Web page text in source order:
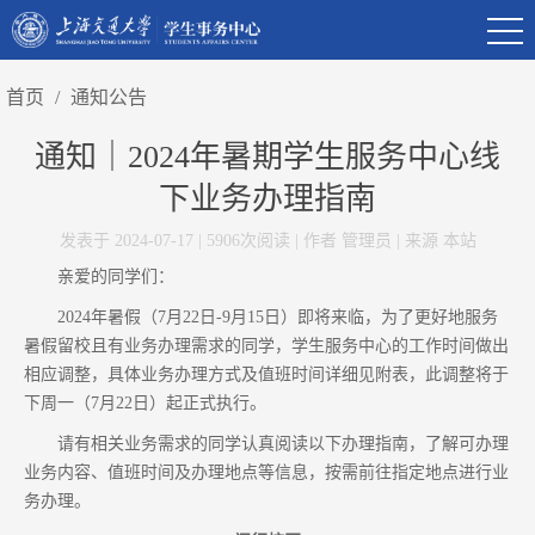
首页 / 通知公告
通知｜2024年暑期学生服务中心线
下业务办理指南
发表于 2024-07-17 | 5906次阅读 | 作者 管理员 | 来源 本站
亲爱的同学们：
2024年暑假（7月22日-9月15日）即将来临，为了更好地服务
暑假留校且有业务办理需求的同学，学生服务中心的工作时间做出
相应调整，具体业务办理方式及值班时间详细见附表，此调整将于
下周一（7月22日）起正式执行。
请有相关业务需求的同学认真阅读以下办理指南，了解可办理
业务内容、值班时间及办理地点等信息，按需前往指定地点进行业
务办理。